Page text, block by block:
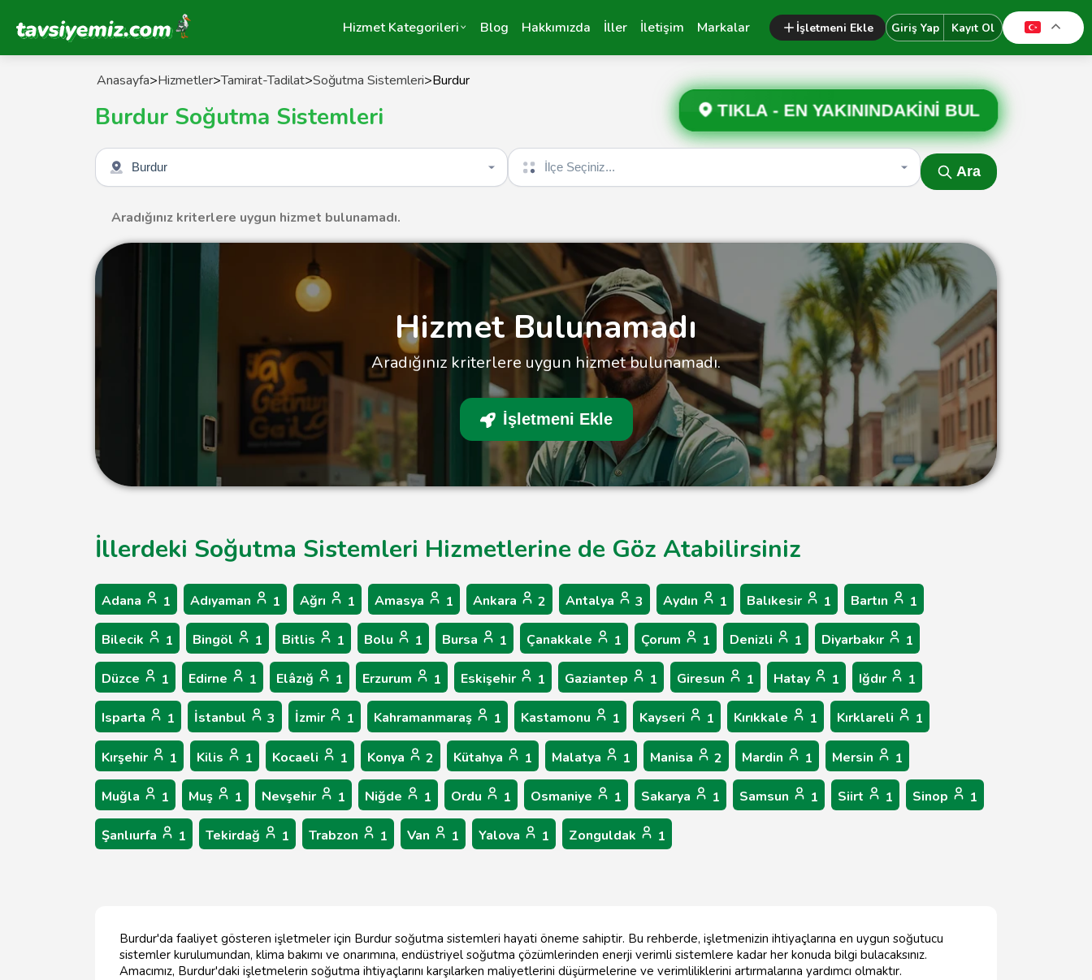
Tavsiyemiz Anasayfa Hizmet Kategorileri Blog Hakkımızda İller İletişim Markalar İşletmeni Ekle Giriş Yap Kayıt Ol
Anasayfa>Hizmetler>Tamirat-Tadilat>Soğutma Sistemleri>Burdur
Burdur Soğutma Sistemleri TIKLA - EN YAKININDAKİNİ BUL
Şehir seçin İlçe seçin
Ara
Aradığınız kriterlere uygun hizmet bulunamadı.
Hizmet Bulunamadı
Aradığınız kriterlere uygun hizmet bulunamadı.
İşletmeni Ekle
İllerdeki Soğutma Sistemleri Hizmetlerine de Göz Atabilirsiniz
Adana 1 Adıyaman 1 Ağrı 1 Amasya 1 Ankara 2 Antalya 3 Aydın 1 Balıkesir 1 Bartın 1
Bilecik 1 Bingöl 1 Bitlis 1 Bolu 1 Bursa 1 Çanakkale 1 Çorum 1 Denizli 1 Diyarbakır 1
Düzce 1 Edirne 1 Elâzığ 1 Erzurum 1 Eskişehir 1 Gaziantep 1 Giresun 1 Hatay 1 Iğdır 1
Isparta 1 İstanbul 3 İzmir 1 Kahramanmaraş 1 Kastamonu 1 Kayseri 1 Kırıkkale 1 Kırklareli 1
Kırşehir 1 Kilis 1 Kocaeli 1 Konya 2 Kütahya 1 Malatya 1 Manisa 2 Mardin 1 Mersin 1
Muğla 1 Muş 1 Nevşehir 1 Niğde 1 Ordu 1 Osmaniye 1 Sakarya 1 Samsun 1 Siirt 1 Sinop 1
Şanlıurfa 1 Tekirdağ 1 Trabzon 1 Van 1 Yalova 1 Zonguldak 1
Burdur'da faaliyet gösteren işletmeler için Burdur soğutma sistemleri hayati öneme sahiptir. Bu rehberde, işletmenizin ihtiyaçlarına en uygun soğutucu
sistemler kurulumundan, klima bakımı ve onarımına, endüstriyel soğutma çözümlerinden enerji verimli sistemlere kadar her konuda bilgi bulacaksınız.
Amacımız, Burdur'daki işletmelerin soğutma ihtiyaçlarını karşılarken maliyetlerini düşürmelerine ve verimliliklerini artırmalarına yardımcı olmaktır.